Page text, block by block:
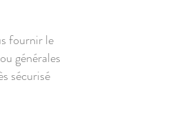
fournir le
générales
sécurisé